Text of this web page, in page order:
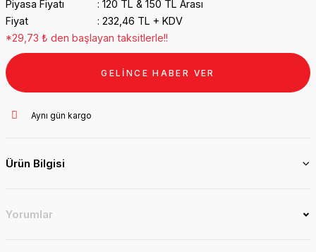
Piyasa Fiyatı
120 TL & 150 TL Arası
Fiyat
232,46 TL + KDV
*29,73 ₺ den başlayan taksitlerle!!
GELİNCE HABER VER
Aynı gün kargo
Ürün Bilgisi
Yorumlar